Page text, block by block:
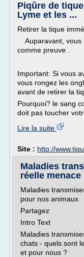
Piqûre de
Lyme et les ...
Retirer la tique
Auparavant, vous
comme preuve .
Important: Si vous
vous rongez les
avant de retirer la
Pourquoi? le sang
doit pas toucher
Lire la suite
Site : http://
Maladies
réelle menace
Maladies
pour nos animaux
Partagez
Intro Text
Maladies
chats - quels sont
et pour nous ?